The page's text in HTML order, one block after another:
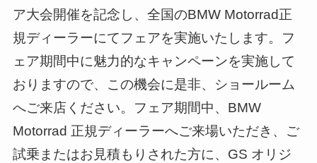
ア大会開催を記念し、全国のBMW Motorrad正
規ディーラーにてフェアを実施いたします。フ
ェア期間中に魅力的なキャンペーンを実施して
おりますので、この機会に是非、ショールーム
へご来店ください。フェア期間中、BMW
Motorrad 正規ディーラーへご来場いただき、ご
試乗またはお見積もりされた方に、GS オリジ